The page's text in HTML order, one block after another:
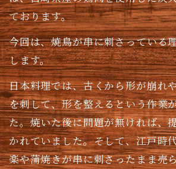
ております。
今回は、焼鳥が串に刺さっている
します。
日本料理では、古くから形が崩れ
を刺して、形を整えるという作業
た。焼いた後に問題が無ければ、
かれていました。そして、江戸時
楽や蒲焼きが串に刺さったまま売